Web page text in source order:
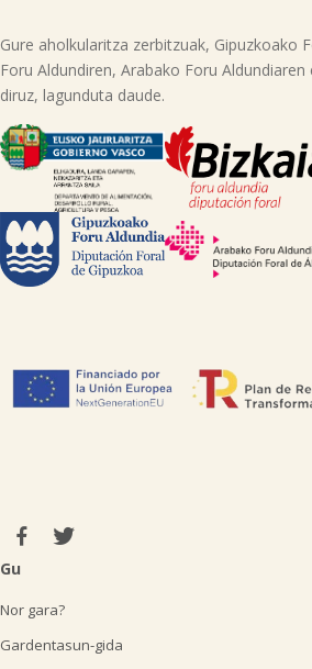
Gure aholkularitza zerbitzuak, Gipuzkoako
Foru Aldundiren, Arabako Foru Aldundiaren
diruz, lagunduta daude.
Gu
Nor gara?
Gardentasun-gida